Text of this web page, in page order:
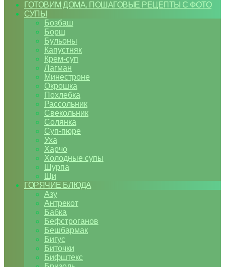
ГОТОВИМ ДОМА. ПОШАГОВЫЕ РЕЦЕПТЫ С ФОТО
СУПЫ
Бозбаш
Борщ
Бульоны
Капустняк
Крем-суп
Лагман
Минестроне
Окрошка
Похлебка
Рассольник
Свекольник
Солянка
Суп-пюре
Уха
Харчо
Холодные супы
Шурпа
Щи
ГОРЯЧИЕ БЛЮДА
Азу
Антрекот
Бабка
Бефстроганов
Бешбармак
Бигус
Биточки
Бифштекс